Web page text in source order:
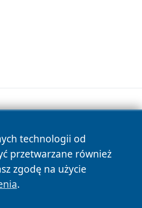
technologii od
przetwarzane również
zgodę na użycie
.